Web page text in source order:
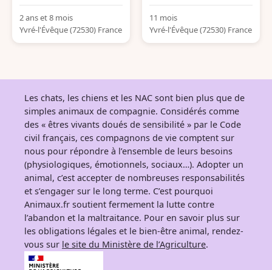
2 ans et 8 mois
Yvré-l'Évêque (72530) France
11 mois
Yvré-l'Évêque (72530) France
Les chats, les chiens et les NAC sont bien plus que de
simples animaux de compagnie. Considérés comme
des « êtres vivants doués de sensibilité » par le Code
civil français, ces compagnons de vie comptent sur
nous pour répondre à l’ensemble de leurs besoins
(physiologiques, émotionnels, sociaux…). Adopter un
animal, c’est accepter de nombreuses responsabilités
et s’engager sur le long terme. C’est pourquoi
Animaux.fr soutient fermement la lutte contre
l’abandon et la maltraitance. Pour en savoir plus sur
les obligations légales et le bien-être animal, rendez-
vous sur le site du Ministère de l’Agriculture.